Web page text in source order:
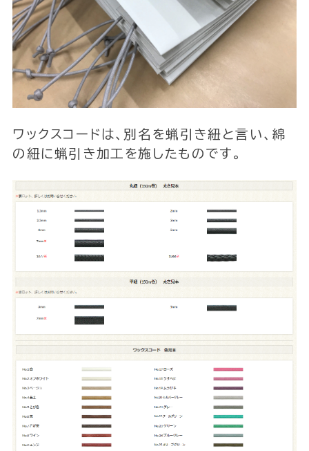
ワックスコードは、別名を蝋引き紐と言い、綿
の紐に蝋引き加工を施したものです。